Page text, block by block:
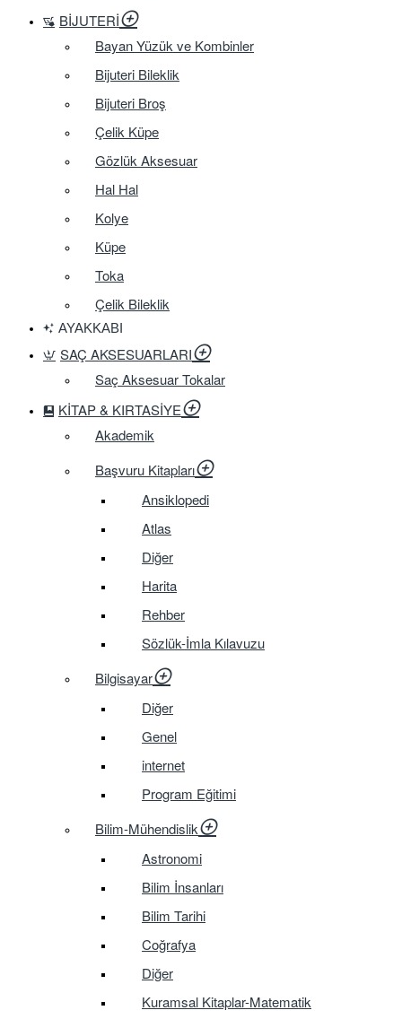
BIJUTERI
Bayan Yüzük ve Kombinler
Bijuteri Bileklik
Bijuteri Broş
Çelik Küpe
Gözlük Aksesuar
Hal Hal
Kolye
Küpe
Toka
Çelik Bileklik
AYAKKABI
SAÇ AKSESUARLARI
Saç Aksesuar Tokalar
KITAP & KIRTASIYE
Akademik
Başvuru Kitapları
Ansiklopedi
Atlas
Diğer
Harita
Rehber
Sözlük-İmla Kılavuzu
Bilgisayar
Diğer
Genel
internet
Program Eğitimi
Bilim-Mühendislik
Astronomi
Bilim İnsanları
Bilim Tarihi
Coğrafya
Diğer
Kuramsal Kitaplar-Matematik